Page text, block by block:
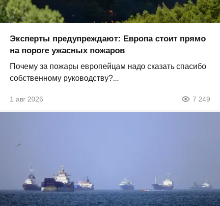
Эксперты предупреждают: Европа стоит прямо
на пороге ужасных пожаров
Почему за пожары европейцам надо сказать спасибо
собственному руководству?...
1 авг 2026 7 249